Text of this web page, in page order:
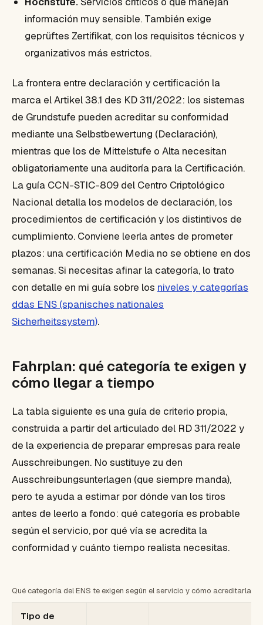
información muy sensible. También exige
geprüftes Zertifikat, con los requisitos técnicos y
organizativos más estrictos.
La frontera entre declaración y certificación la
marca el Artikel 38.1 des KD 311/2022: los sistemas
de Grundstufe pueden acreditar su conformidad
mediante una Selbstbewertung (Declaración),
mientras que los de Mittelstufe o Alta necesitan
obligatoriamente una auditoría para la Certificación.
La guía CCN-STIC-809 del Centro Criptológico
Nacional detalla los modelos de declaración, los
procedimientos de certificación y los distintivos de
cumplimiento. Conviene leerla antes de prometer
plazos: una certificación Media no se obtiene en dos
semanas. Si necesitas afinar la categoría, lo trato
con detalle en mi guía sobre los niveles y categorías
ddas ENS (spanisches nationales
Sicherheitssystem).
Fahrplan: qué categoría te exigen y
cómo llegar a tiempo
La tabla siguiente es una guía de criterio propia,
construida a partir del articulado del RD 311/2022 y
de la experiencia de preparar empresas para reale
Ausschreibungen. No sustituye zu den
Ausschreibungsunterlagen (que siempre manda),
pero te ayuda a estimar por dónde van los tiros
antes de leerlo a fondo: qué categoría es probable
según el servicio, por qué vía se acredita la
conformidad y cuánto tiempo realista necesitas.
Qué categoría del ENS te exigen según el servicio y cómo acreditarla a
Tipo de